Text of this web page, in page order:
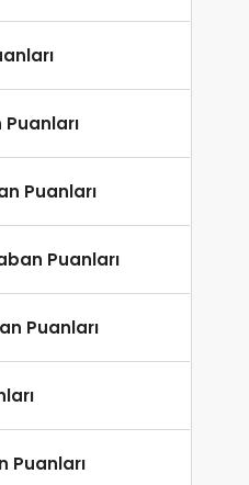
Puanları
Puanları
Puanları
Puanları